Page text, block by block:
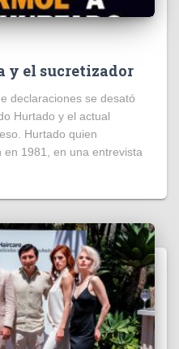
y el sucretizador
declaraciones se desató
Hurtado y el actual
Hurtado quien
1981, en una entrevista